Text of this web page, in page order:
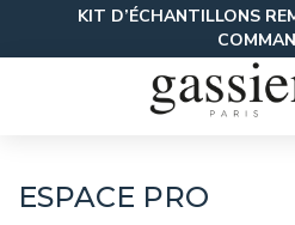
content
KIT D’ÉCHANTILLONS
ESPACE PRO